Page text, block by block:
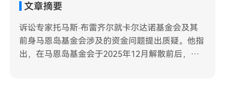
文章摘要
诉讼专家托马斯·布雷齐尔就卡尔达诺基金会及其
前身马恩岛基金会涉及的资金问题提出质疑。他指
出，在马恩岛基金会于2025年12月解散前后，记